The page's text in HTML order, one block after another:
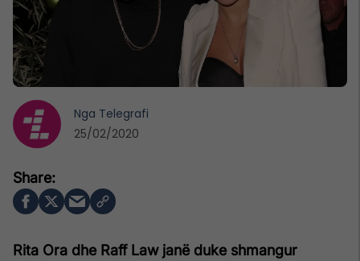
Rita Ora dhe Raff Law janë duke shmangur
Nga Telegrafi
25/02/2020